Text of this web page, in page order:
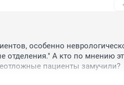
вы ковидную Историю
под тех , за кого платят , от
в гробу карманов нет !
особенно
А кто по мнению
пациенты замучили?